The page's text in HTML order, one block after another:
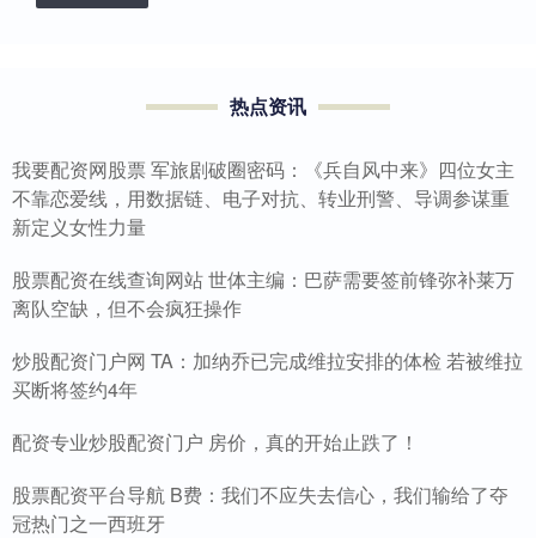
热点资讯
我要配资网股票 军旅剧破圈密码：《兵自风中来》四位女主
不靠恋爱线，用数据链、电子对抗、转业刑警、导调参谋重
新定义女性力量
股票配资在线查询网站 世体主编：巴萨需要签前锋弥补莱万
离队空缺，但不会疯狂操作
炒股配资门户网 TA：加纳乔已完成维拉安排的体检 若被维拉
买断将签约4年
配资专业炒股配资门户 房价，真的开始止跌了！
股票配资平台导航 B费：我们不应失去信心，我们输给了夺
冠热门之一西班牙